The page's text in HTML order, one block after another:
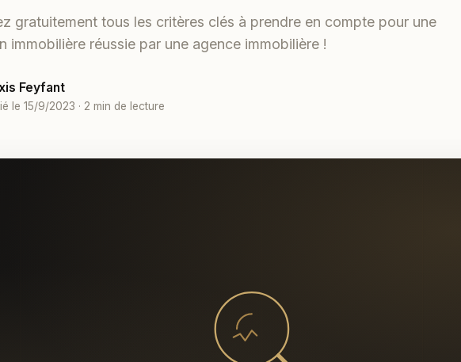
gratuitement tous les critères clés à prendre en compte pour une
immobilière réussie par une agence immobilière !
Feyfant
le 15/9/2023 · 2 min de lecture